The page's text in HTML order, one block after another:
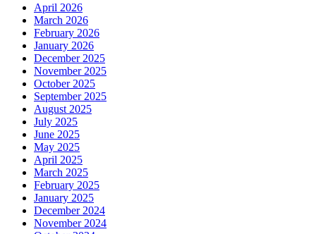
April 2026
March 2026
February 2026
January 2026
December 2025
November 2025
October 2025
September 2025
August 2025
July 2025
June 2025
May 2025
April 2025
March 2025
February 2025
January 2025
December 2024
November 2024